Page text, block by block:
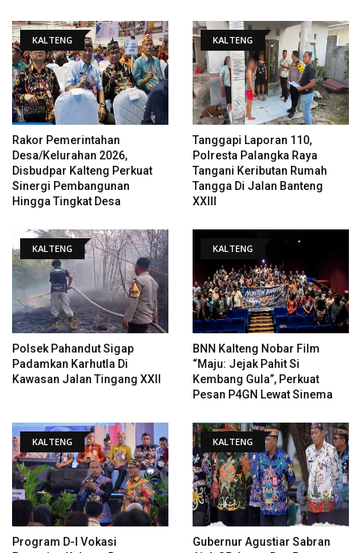
KALTENG
Rakor Pemerintahan
Desa/Kelurahan 2026,
Disbudpar Kalteng Perkuat
Sinergi Pembangunan
Hingga Tingkat Desa
KALTENG
Tanggapi Laporan 110,
Polresta Palangka Raya
Tangani Keributan Rumah
Tangga Di Jalan Banteng
XXIII
KALTENG
Polsek Pahandut Sigap
Padamkan Karhutla Di
Kawasan Jalan Tingang XXII
KALTENG
BNN Kalteng Nobar Film
“Maju: Jejak Pahit Si
Kembang Gula”, Perkuat
Pesan P4GN Lewat Sinema
KALTENG
Program D-I Vokasi
KALTENG
Gubernur Agustiar Sabran